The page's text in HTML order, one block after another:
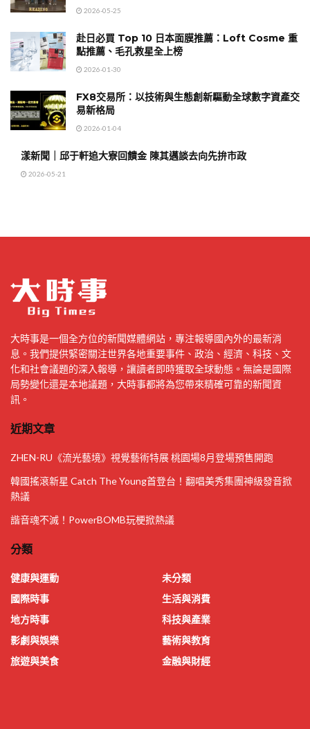
2026-05-25
赴日必買 Top 10 日本面膜推薦：Loft Cosme 重
點推薦、毛孔救星全上榜
2026-01-30
FX8交易所：以技術與生態創新驅動全球數字資產交
易新格局
2026-01-04
漾新聞｜邱于軒追大寮回饋金 陳其邁談去向先拚市政
2026-05-21
大時事是一個全方位的新聞媒體網站，專注報導國內外的最新消
息。我們提供緊密關注世界各地重要事件、政治、經濟、科技、文
化和社會議題的深入報導，讓讀者即時獲取全球動態。無論是國際
局勢變化還是本地議題，大時事都將為您帶來精確可靠的新聞資
訊。
近期文章
ZHEN-RU《流光藝境》視覺藝術特展 桃園場8月登場預售開跑
韓國搖滾新星 Catch The Young首登台！翻唱美秀集團神級發音掀
熱議
諧音魂不滅！PowerBOMB玩梗掀熱議
分類
健康與運動
國際時事
地方時事
影劇與娛樂
旅遊與美食
未分類
生活與消費
科技與產業
藝術與教育
金融與財經